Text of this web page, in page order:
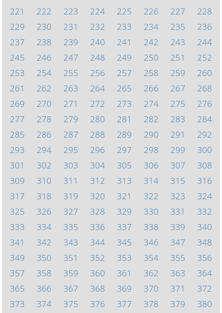
221
222 223 224 225 226 227
228
229
230 231 232 233 234 235
236
237
238 239 240 241 242 243
244
245
246 247 248 249 250 251
252
253
254 255 256 257 258 259
260
261
262 263 264 265 266 267
268
269
270 271 272 273 274 275
276
277
278 279 280 281 282 283
284
285
286 287 288 289 290 291
292
293
294 295 296 297 298 299
300
301
302 303 304 305 306 307
308
309
310 311 312 313 314 315
316
317
318 319 320 321 322 323
324
325
326 327 328 329 330 331
332
333
334 335 336 337 338 339
340
341
342 343 344 345 346 347
348
349
350 351 352 353 354 355
356
357
358 359 360 361 362 363
364
365
366 367 368 369 370 371
372
373
374 375 376 377 378 379
380